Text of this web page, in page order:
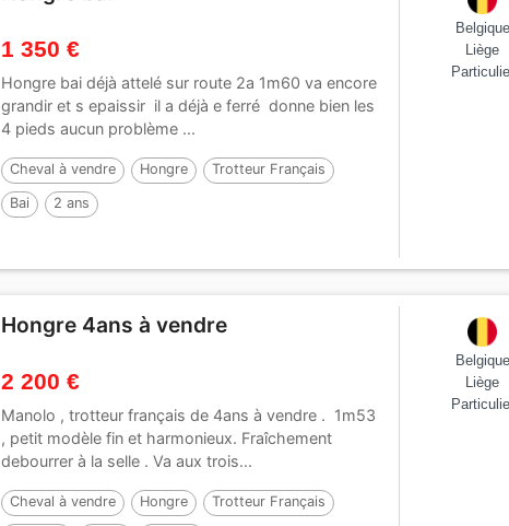
1 350 €
Hongre bai déjà attelé sur route 2a 1m60 va encore
grandir et s epaissir il a déjà e ferré donne bien les
4 pieds aucun problème ...
Cheval à vendre Hongre Trotteur Français
Bai 2 ans
Belgique
Liège
Hongre 4ans à vendre
2 200 €
Manolo , trotteur français de 4ans à vendre . 1m53
, petit modèle fin et harmonieux. Fraîchement
debourrer à la selle . Va aux trois...
Cheval à vendre Hongre Trotteur Français
Belgique
Liège